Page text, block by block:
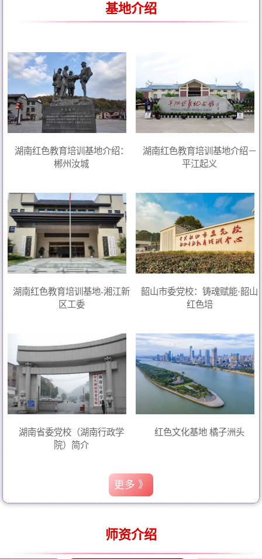
基地介绍
湖南红色教育培训基地介绍：
郴州汝城
湖南红色教育培训基地介绍－
平江起义
湖南红色教育培训基地-湘江新
区工委
韶山市委党校：铸魂赋能·韶山
红色培
湖南省委党校（湖南行政学
院）简介
红色文化基地 橘子洲头
更多 》
师资介绍